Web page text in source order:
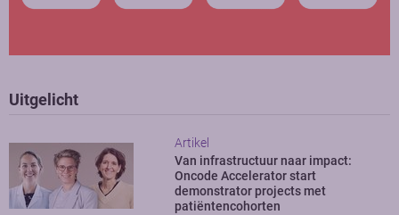
Uitgelicht
Artikel
Van infrastructuur naar impact:
Oncode Accelerator start
demonstrator projects met
patiëntencohorten